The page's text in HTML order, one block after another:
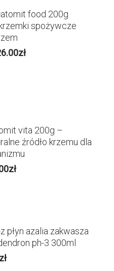
food 200g
spożywcze
zł
vita 200g –
źródło krzemu dla
zł
płyn azalia zakwasza
ph-3 300ml
zł